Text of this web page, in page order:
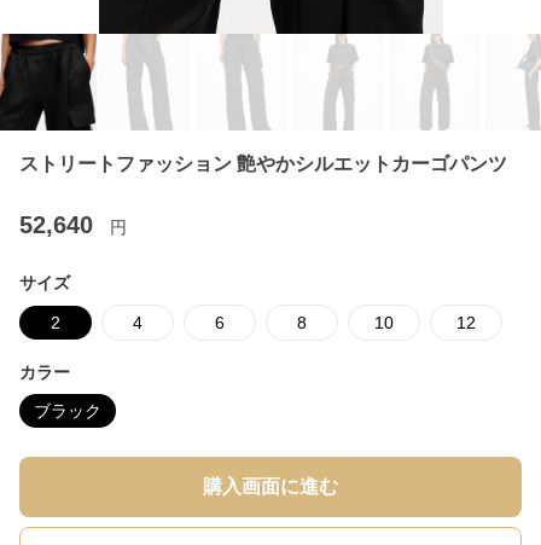
ストリートファッション 艶やかシルエットカーゴパンツ
52,640 円
サイズ
2 4 6 8 10 12
カラー
ブラック
購入画面に進む